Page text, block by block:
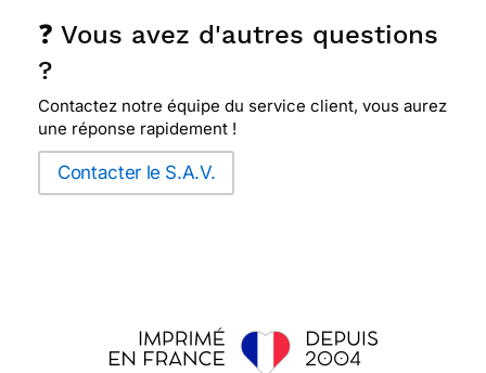
❓ Vous avez d'autres questions
?
Contactez notre équipe du service client, vous aurez
une réponse rapidement !
Contacter le S.A.V.